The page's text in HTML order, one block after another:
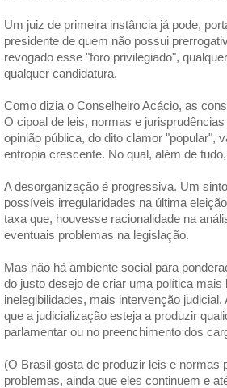
Um juiz de primeira instância já pode,
presidente de quem não possui
revogado esse "foro privilegiado",
qualquer candidatura.
Como dizia o Conselheiro Acácio, as
O cipoal de leis, normas e
opinião pública, do dito clamor "popular",
entropia crescente. No qual, além de
A desorganização é progressiva. Um
possíveis irregularidades na última
taxa que, houvesse racionalidade na
eventuais problemas na legislação.
Mas não há ambiente social para
do justo desejo de criar uma política
inelegibilidades, mais intervenção
que a judicialização esteja a produzir
parlamentar ou no preenchimento dos
(O Brasil gosta de produzir leis e normas
problemas, ainda que eles continuem e